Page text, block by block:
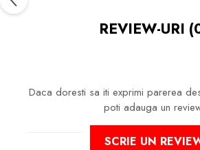
REVIEW-URI
Daca doresti sa iti exprimi parerea
poti adauga un
SCRIE UN